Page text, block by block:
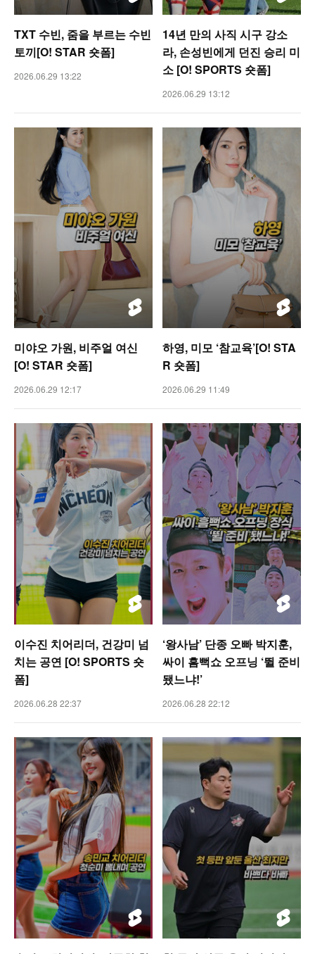
TXT 수빈, 줌을 부르는 수빈
토끼[O! STAR 숏폼]
2026.06.29 13:22
14년 만의 사직 시구 강소
라, 손성빈에게 던진 승리 미
소 [O! SPORTS 숏폼]
2026.06.29 13:12
미야오 가원, 비주얼 여신
[O! STAR 숏폼]
2026.06.29 12:17
하영, 미모 ‘참교육’[O! STA
R 숏폼]
2026.06.29 11:49
이수진 치어리더, 건강미 넘
치는 공연 [O! SPORTS 숏
폼]
2026.06.28 22:37
‘왕사남’ 단종 오빠 박지훈,
싸이 흠뻑쇼 오프닝 ‘뛸 준비
됐느냐!’
2026.06.28 22:12